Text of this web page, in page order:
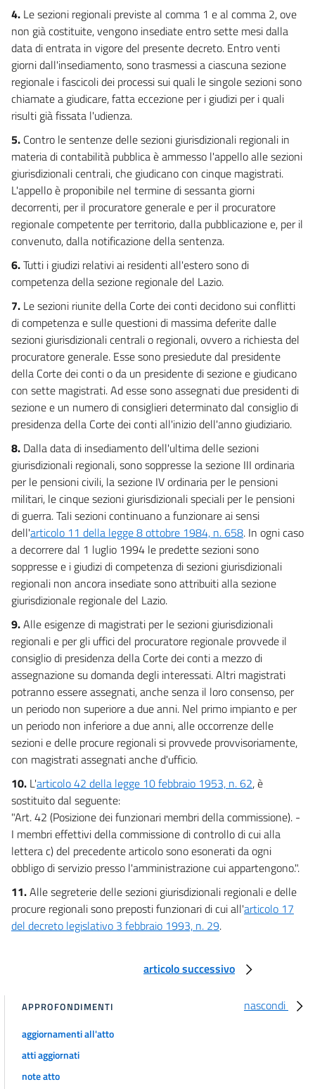
4. Le sezioni regionali previste al comma 1 e al comma 2, ove
non già costituite, vengono insediate entro sette mesi dalla
data di entrata in vigore del presente decreto. Entro venti
giorni dall'insediamento, sono trasmessi a ciascuna sezione
regionale i fascicoli dei processi sui quali le singole sezioni sono
chiamate a giudicare, fatta eccezione per i giudizi per i quali
risulti già fissata l'udienza.
5. Contro le sentenze delle sezioni giurisdizionali regionali in
materia di contabilità pubblica è ammesso l'appello alle sezioni
giurisdizionali centrali, che giudicano con cinque magistrati.
L'appello è proponibile nel termine di sessanta giorni
decorrenti, per il procuratore generale e per il procuratore
regionale competente per territorio, dalla pubblicazione e, per il
convenuto, dalla notificazione della sentenza.
6.Tutti i giudizi relativi ai residenti all'estero sono di
competenza della sezione regionale del Lazio.
7. Le sezioni riunite della Corte dei conti decidono sui conflitti
di competenza e sulle questioni di massima deferite dalle
sezioni giurisdizionali centrali o regionali, ovvero a richiesta del
procuratore generale. Esse sono presiedute dal presidente
della Corte dei conti o da un presidente di sezione e giudicano
con sette magistrati. Ad esse sono assegnati due presidenti di
sezione e un numero di consiglieri determinato dal consiglio di
presidenza della Corte dei conti all'inizio dell'anno giudiziario.
8. Dalla data di insediamento dell'ultima delle sezioni
giurisdizionali regionali, sono soppresse la sezione III ordinaria
per le pensioni civili, la sezione IV ordinaria per le pensioni
militari, le cinque sezioni giurisdizionali speciali per le pensioni
di guerra. Tali sezioni continuano a funzionare ai sensi
dell'articolo 11 della legge 8 ottobre 1984, n. 658. In ogni caso
a decorrere dal 1 luglio 1994 le predette sezioni sono
soppresse e i giudizi di competenza di sezioni giurisdizionali
regionali non ancora insediate sono attribuiti alla sezione
giurisdizionale regionale del Lazio.
9.Alle esigenze di magistrati per le sezioni giurisdizionali
regionali e per gli uffici del procuratore regionale provvede il
consiglio di presidenza della Corte dei conti a mezzo di
assegnazione su domanda degli interessati. Altri magistrati
potranno essere assegnati, anche senza il loro consenso, per
un periodo non superiore a due anni. Nel primo impianto e per
un periodo non inferiore a due anni, alle occorrenze delle
sezioni e delle procure regionali si provvede provvisoriamente,
con magistrati assegnati anche d'ufficio.
10. L'articolo 42 della legge 10 febbraio 1953, n. 62, è
sostituito dal seguente:
"Art. 42 (Posizione dei funzionari membri della commissione). -
I membri effettivi della commissione di controllo di cui alla
lettera c) del precedente articolo sono esonerati da ogni
obbligo di servizio presso l'amministrazione cui appartengono.".
11.Alle segreterie delle sezioni giurisdizionali regionali e delle
procure regionali sono preposti funzionari di cui all'articolo 17
del decreto legislativo 3 febbraio 1993, n. 29.
articolo successivo
nascondi
APPROFONDIMENTI
aggiornamenti all'atto
atti aggiornati
note atto